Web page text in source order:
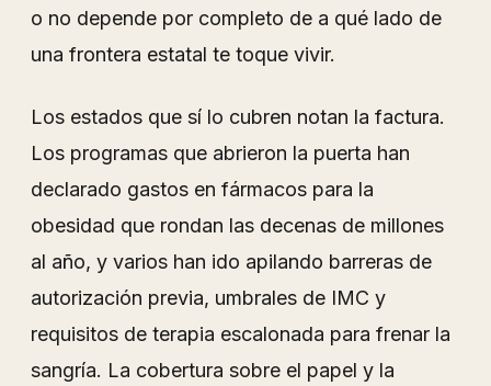
o no depende por completo de a qué lado de
una frontera estatal te toque vivir.
Los estados que sí lo cubren notan la factura.
Los programas que abrieron la puerta han
declarado gastos en fármacos para la
obesidad que rondan las decenas de millones
al año, y varios han ido apilando barreras de
autorización previa, umbrales de IMC y
requisitos de terapia escalonada para frenar la
sangría. La cobertura sobre el papel y la